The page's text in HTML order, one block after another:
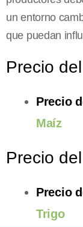
un entorno
que puedan
Precio
Precio
Maíz
Precio
Precio
Trigo